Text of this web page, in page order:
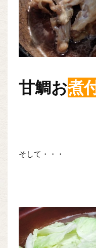
甘鯛お煮
そして・・・